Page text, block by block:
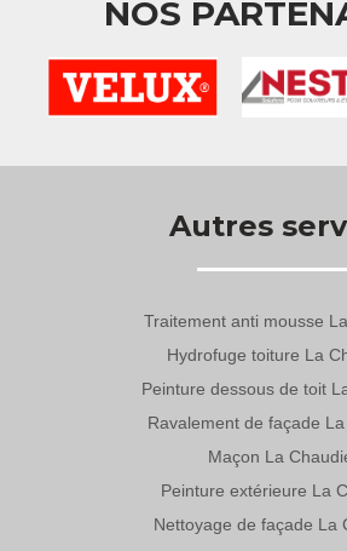
NOS
Autres
Traitement anti mousse
Hydrofuge toiture La
Peinture dessous de toit
Ravalement de façade
Maçon La
Peinture extérieure La
Nettoyage de façade La